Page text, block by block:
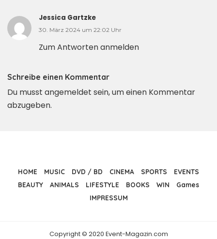
Jessica Gartzke
30. März 2024 um 22:02 Uhr
Zum Antworten anmelden
Schreibe einen Kommentar
Du musst angemeldet sein, um einen Kommentar
abzugeben.
HOME MUSIC DVD / BD CINEMA SPORTS
EVENTS
BEAUTY
ANIMALS LIFESTYLE BOOKS WIN
Games
IMPRESSUM
Copyright © 2020 Event-Magazin.com